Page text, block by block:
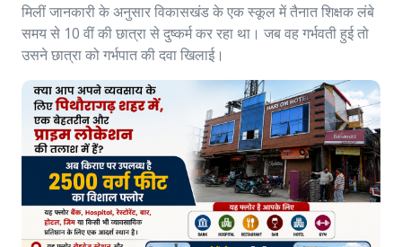
मिलीं जानकारी के अनुसार विकासखंड के एक स्कूल में तैनात शिक्षक लंबे
समय से 10 वीं की छात्रा से दुष्कर्म कर रहा था। जब वह गर्भवती हुई तो
उसने छात्रा को गर्भपात की दवा खिलाई।